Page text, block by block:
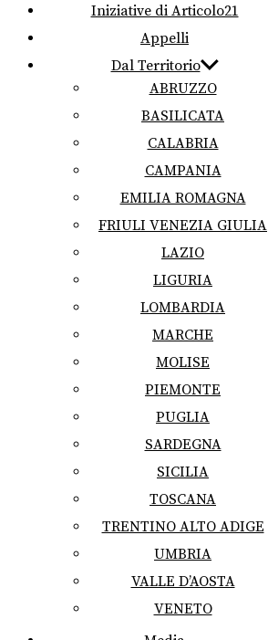
Iniziative di Articolo21
Appelli
Dal Territorio
ABRUZZO
BASILICATA
CALABRIA
CAMPANIA
EMILIA ROMAGNA
FRIULI VENEZIA GIULIA
LAZIO
LIGURIA
LOMBARDIA
MARCHE
MOLISE
PIEMONTE
PUGLIA
SARDEGNA
SICILIA
TOSCANA
TRENTINO ALTO ADIGE
UMBRIA
VALLE D’AOSTA
VENETO